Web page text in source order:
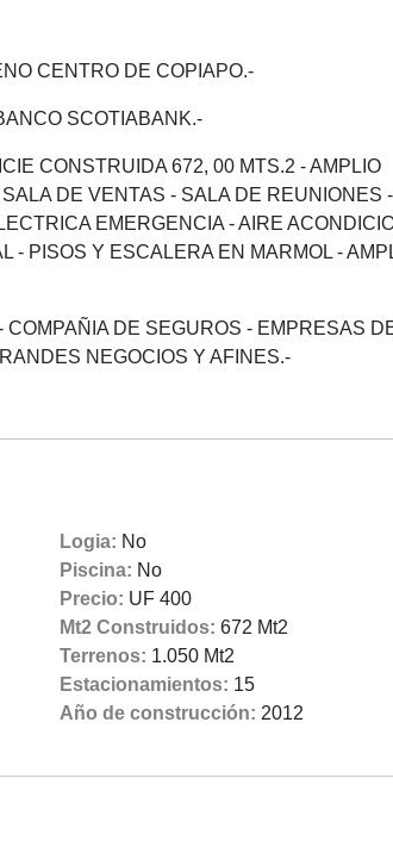
CENTRO DE COPIAPO.-
SCOTIABANK.-
CONSTRUIDA 672, 00 MTS.2 - AMPLIO
DE VENTAS - SALA DE REUNIONES
EMERGENCIA - AIRE
- PISOS Y ESCALERA EN MARMOL -
DE SEGUROS - EMPRESAS
NEGOCIOS Y AFINES.-
Logia: No
Piscina: No
Precio: UF 400
Mt2 Construidos: 672 Mt2
Terrenos: 1.050 Mt2
Estacionamientos: 15
Año de construcción: 2012